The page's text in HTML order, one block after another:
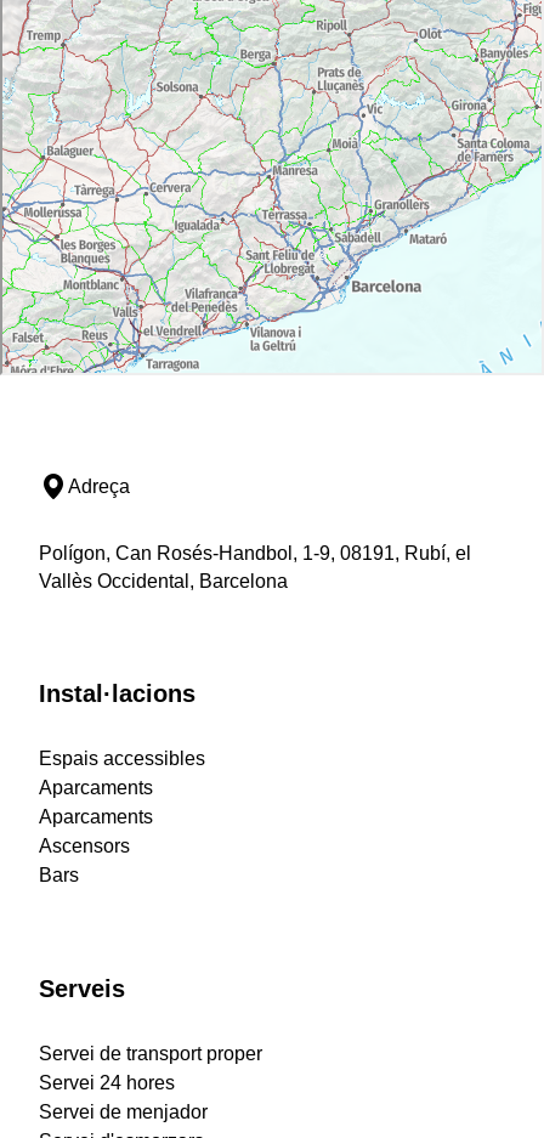
Adreça
Polígon, Can Rosés-Handbol, 1-9, 08191, Rubí, el
Vallès Occidental, Barcelona
Instal·lacions
Espais accessibles
Aparcaments
Aparcaments
Ascensors
Bars
Serveis
Servei de transport proper
Servei 24 hores
Servei de menjador